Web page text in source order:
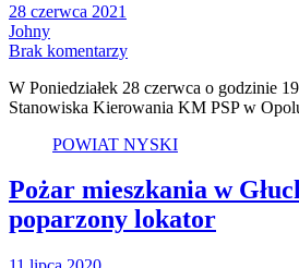
28 czerwca 2021
Johny
Brak komentarzy
W Poniedziałek 28 czerwca o godzinie
Stanowiska Kierowania KM PSP w
POWIAT NYSKI
Pożar mieszkania w
poparzony lokator